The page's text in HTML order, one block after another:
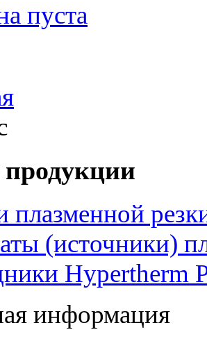
пуста
плазменной
(источники)
Hypertherm
информация